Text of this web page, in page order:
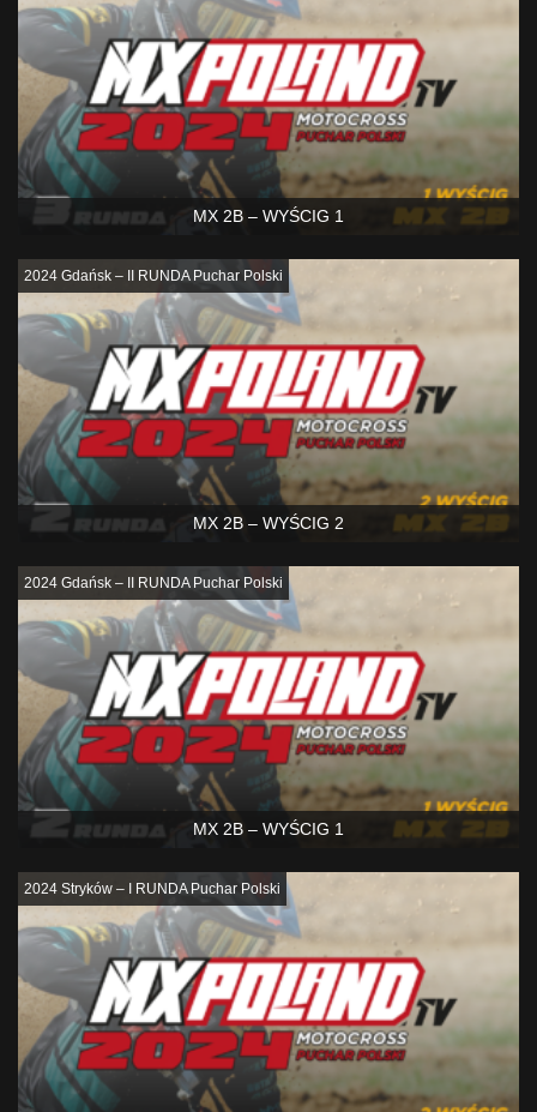
MX 2B – WYŚCIG 1
MX 2B – WYŚCIG 2
2024 Gdańsk – II RUNDA Puchar Polski
MX 2B – WYŚCIG 1
2024 Gdańsk – II RUNDA Puchar Polski
2024 Stryków – I RUNDA Puchar Polski